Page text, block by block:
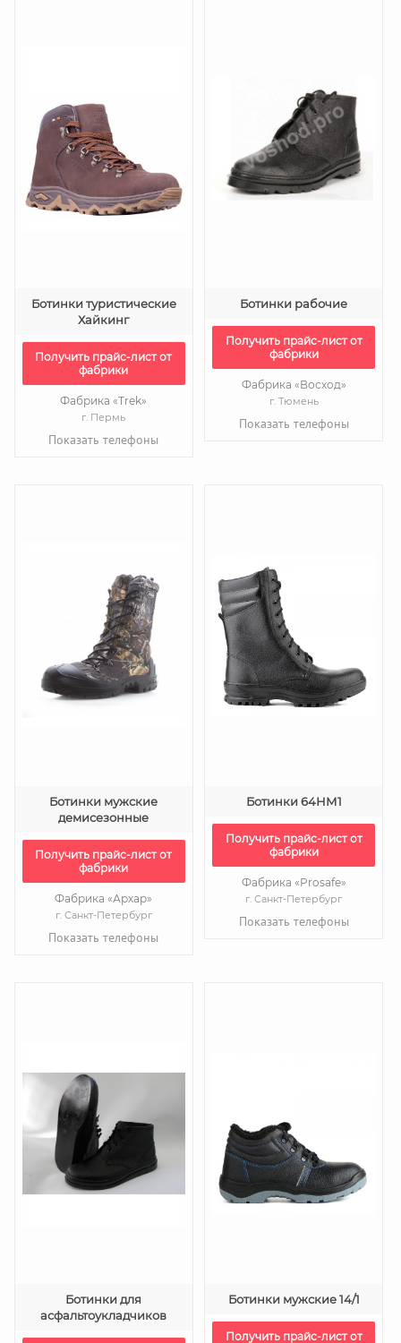
Ботинки туристические
Хайкинг
Получить прайс-лист от
фабрики
Фабрика «Trek»
г. Пермь
Показать телефоны
Ботинки рабочие
Получить прайс-лист от
фабрики
Фабрика «Восход»
г. Тюмень
Показать телефоны
Ботинки мужские
демисезонные
Получить прайс-лист от
фабрики
Фабрика «Архар»
г. Санкт-Петербург
Показать телефоны
Ботинки 64НМ1
Получить прайс-лист от
фабрики
Фабрика «Prosafe»
г. Санкт-Петербург
Показать телефоны
Ботинки для
асфальтоукладчиков
Ботинки мужские 14/1
Получить прайс-лист от